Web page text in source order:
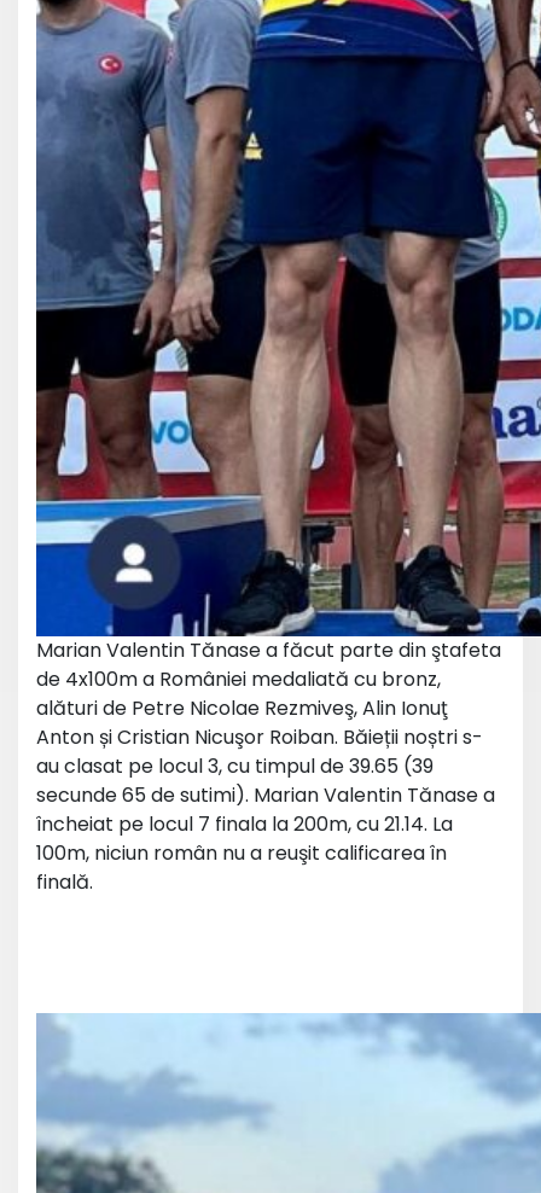
Marian Valentin Tănase a făcut parte din ştafeta
de 4x100m a României medaliată cu bronz,
alături de Petre Nicolae Rezmiveş, Alin Ionuţ
Anton și Cristian Nicuşor Roiban. Băieții noștri s-
au clasat pe locul 3, cu timpul de 39.65 (39
secunde 65 de sutimi). Marian Valentin Tănase a
încheiat pe locul 7 finala la 200m, cu 21.14. La
100m, niciun român nu a reuşit calificarea în
finală.